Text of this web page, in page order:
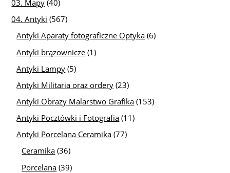
03. Mapy (40)
04. Antyki (567)
Antyki Aparaty fotograficzne Optyka (6)
Antyki brązownicze (1)
Antyki Lampy (5)
Antyki Militaria oraz ordery (23)
Antyki Obrazy Malarstwo Grafika (153)
Antyki Pocztówki i Fotografia (11)
Antyki Porcelana Ceramika (77)
Ceramika (36)
Porcelana (39)